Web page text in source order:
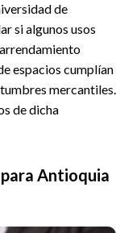
de
si algunos usos
espacios cumplían
mercantiles.
de dicha
Antioquia